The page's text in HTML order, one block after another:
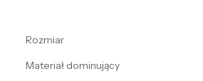
Rozmiar
Materiał dominujący